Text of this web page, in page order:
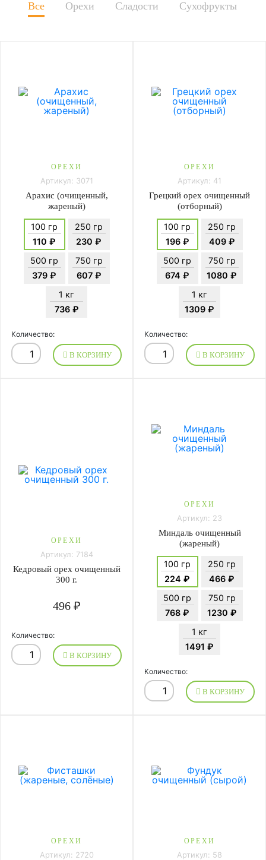
Все Орехи Сладости Сухофрукты
ОРЕХИ
Артикул: 3071
Арахис (очищенный,
жареный)
100 гр
110 ₽
250 гр
230 ₽
500 гр
379 ₽
750 гр
607 ₽
1 кг
736 ₽
Количество:
В КОРЗИНУ
ОРЕХИ
Артикул: 41
Грецкий орех очищенный
(отборный)
100 гр
196 ₽
250 гр
409 ₽
500 гр
674 ₽
750 гр
1080 ₽
1 кг
1309 ₽
Количество:
В КОРЗИНУ
ОРЕХИ
Артикул: 7184
Кедровый орех очищенный
300 г.
496 ₽
Количество:
В КОРЗИНУ
ОРЕХИ
Артикул: 23
Миндаль очищенный
(жареный)
100 гр
224 ₽
250 гр
466 ₽
500 гр
768 ₽
750 гр
1230 ₽
1 кг
1491 ₽
Количество:
В КОРЗИНУ
ОРЕХИ
Артикул: 2720
ОРЕХИ
Артикул: 58